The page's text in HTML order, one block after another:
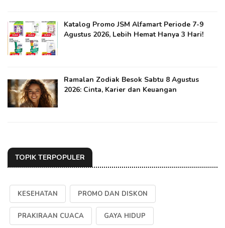
Katalog Promo JSM Alfamart Periode 7-9
Agustus 2026, Lebih Hemat Hanya 3 Hari!
Ramalan Zodiak Besok Sabtu 8 Agustus
2026: Cinta, Karier dan Keuangan
TOPIK TERPOPULER
KESEHATAN PROMO DAN DISKON
PRAKIRAAN CUACA GAYA HIDUP